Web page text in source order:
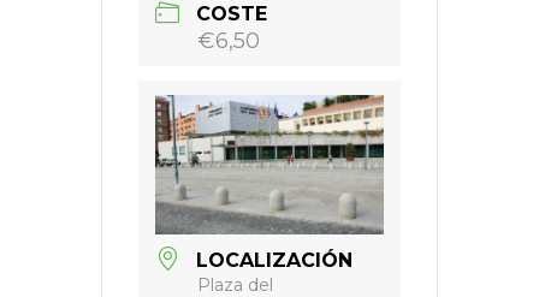
COSTE
€6,50
LOCALIZACIÓN
Plaza del